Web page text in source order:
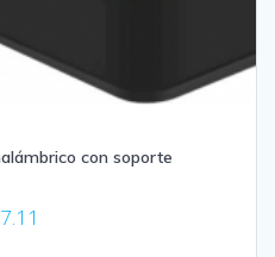
con soporte